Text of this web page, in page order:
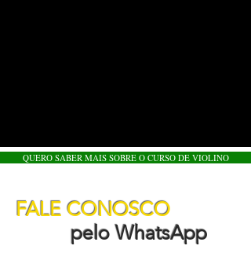
QUERO SABER MAIS SOBRE O CURSO DE VIOLINO
FALE CONOSCO
pelo WhatsApp